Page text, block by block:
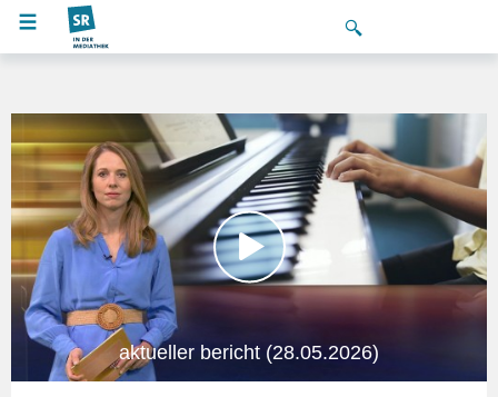
aktueller bericht (28.05.2026)